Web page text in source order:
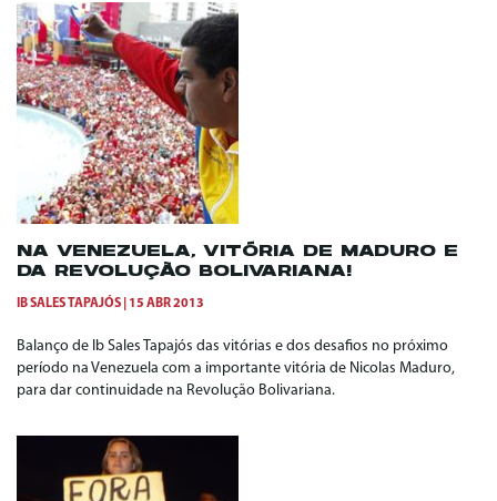
NA VENEZUELA, VITÓRIA DE MADURO E
DA REVOLUÇÃO BOLIVARIANA!
IB SALES TAPAJÓS 15 ABR 2013
Balanço de Ib Sales Tapajós das vitórias e dos desafios no próximo
período na Venezuela com a importante vitória de Nicolas Maduro,
para dar continuidade na Revolução Bolivariana.